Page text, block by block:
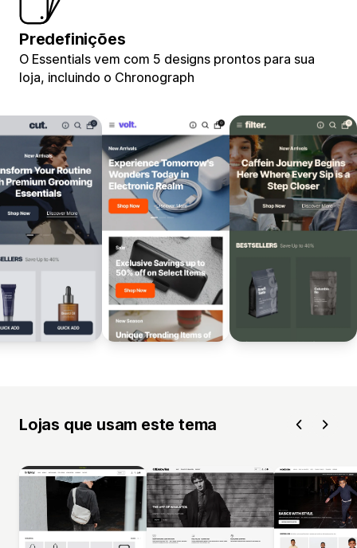
Predefinições
O Essentials vem com 5 designs prontos para sua
loja, incluindo o Chronograph
Lojas que usam este tema